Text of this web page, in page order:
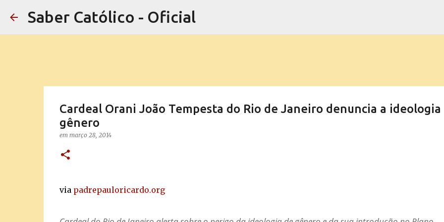
Saber Católico - Oficial
Cardeal Orani João Tempesta do Rio de Janeiro denuncia a ideologia
gênero
em março 28, 2014
via padrepauloricardo.org